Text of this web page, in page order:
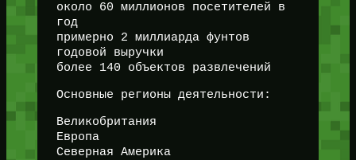
около 60 миллионов посетителей в
год
примерно 2 миллиарда фунтов
годовой выручки
более 140 объектов развлечений
Основные регионы деятельности:
Великобритания
Европа
Северная Америка